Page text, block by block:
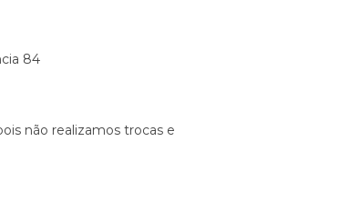
84
não realizamos trocas e